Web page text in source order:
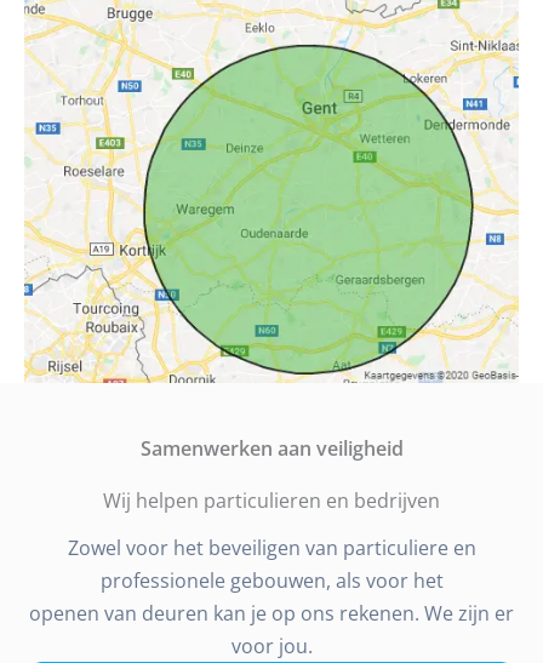
Samenwerken aan veiligheid
Wij helpen particulieren en bedrijven
Zowel voor het beveiligen van particuliere en
professionele gebouwen, als voor het
openen van deuren kan je op ons rekenen. We zijn er
voor jou.